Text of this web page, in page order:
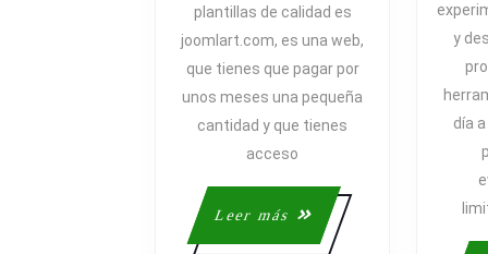
JOOMLA
plantillas de calidad es
joomlart.com, es una web,
que tienes que pagar por
unos meses una pequeña
cantidad y que tienes
acceso
Leer más
Leer
más
y
día